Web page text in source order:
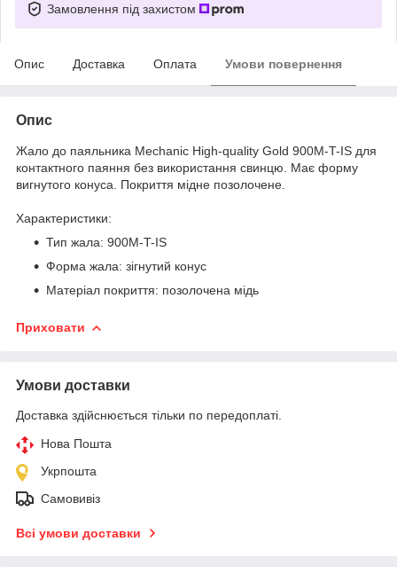
Замовлення під захистом
Опис Доставка Оплата Умови повернення
Опис
Жало до паяльника Mechanic High-quality Gold 900M-T-IS для
контактного паяння без використання свинцю. Має форму
вигнутого конуса. Покриття мідне позолочене.
Характеристики:
Тип жала: 900M-T-IS
Форма жала: зігнутий конус
Матеріал покриття: позолочена мідь
Приховати
Умови доставки
Доставка здійснюється тільки по передоплаті.
Нова Пошта
Укрпошта
Самовивіз
Всі умови доставки